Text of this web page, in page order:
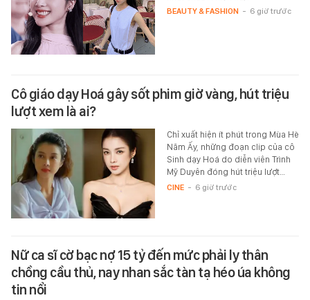
BEAUTY & FASHION - 6 giờ trước
Cô giáo dạy Hoá gây sốt phim giờ vàng, hút triệu
lượt xem là ai?
Chỉ xuất hiện ít phút trong Mùa Hè
Năm Ấy, những đoạn clip của cô
Sinh dạy Hoá do diễn viên Trình
Mỹ Duyên đóng hút triệu lượt…
CINE - 6 giờ trước
Nữ ca sĩ cờ bạc nợ 15 tỷ đến mức phải ly thân
chồng cầu thủ, nay nhan sắc tàn tạ héo úa không
tin nổi